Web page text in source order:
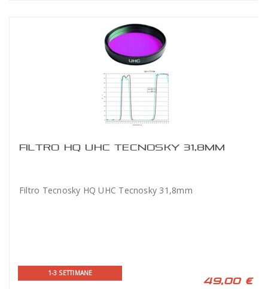
FILTRO HQ UHC TECNOSKY 31,8MM
Filtro Tecnosky HQ UHC Tecnosky 31,8mm
1-3 SETTIMANE
49,00 €